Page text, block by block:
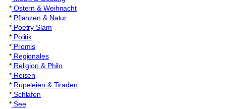
*Ostern & Weihnacht
*Pflanzen & Natur
*Poetry Slam
*Politik
*Promis
*Regionales
*Religion & Philo
*Reisen
*Rüpeleien & Tiraden
*Schlafen
*See